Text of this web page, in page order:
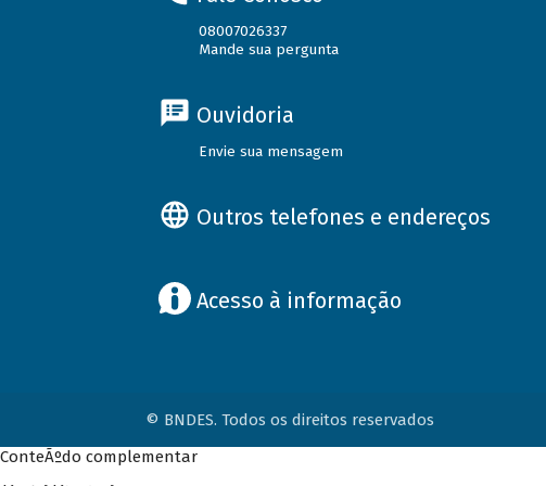
08007026337
Mande sua pergunta
Ouvidoria
Envie sua mensagem
Outros telefones e endereços
Acesso à informação
© BNDES. Todos os direitos reservados
ConteÃºdo complementar